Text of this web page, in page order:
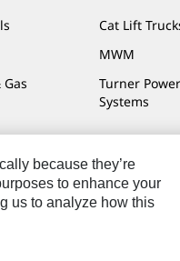
Cat Lift
MWM
Gas
Turner
Systems
Cat.com
because they’re
to enhance your
us to analyze how this